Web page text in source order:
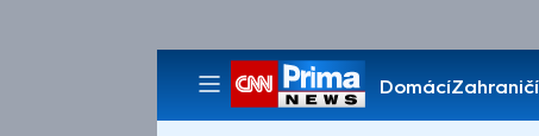
DomácíZahraničí
Pořady